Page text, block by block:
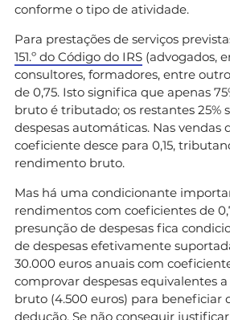
conforme o tipo de atividade.
Para prestações de serviços
151.º do Código do IRS (advogados,
consultores, formadores, entre
de 0,75. Isto significa que apenas
bruto é tributado; os restantes 25%
despesas automáticas. Nas vendas
coeficiente desce para 0,15,
rendimento bruto.
Mas há uma condicionante
rendimentos com coeficientes de
presunção de despesas fica
de despesas efetivamente
30.000 euros anuais com
comprovar despesas equivalentes
bruto (4.500 euros) para beneficiar
dedução. Se não conseguir